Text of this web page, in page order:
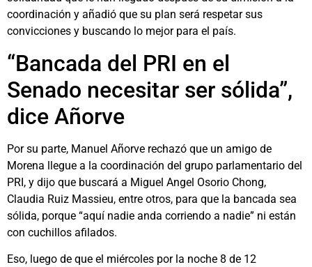
coordinación y añadió que su plan será respetar sus
convicciones y buscando lo mejor para el país.
“Bancada del PRI en el
Senado necesitar ser sólida”,
dice Añorve
Por su parte, Manuel Añorve rechazó que un amigo de
Morena llegue a la coordinación del grupo parlamentario del
PRI, y dijo que buscará a Miguel Angel Osorio Chong,
Claudia Ruiz Massieu, entre otros, para que la bancada sea
sólida, porque “aquí nadie anda corriendo a nadie” ni están
con cuchillos afilados.
Eso, luego de que el miércoles por la noche 8 de 12